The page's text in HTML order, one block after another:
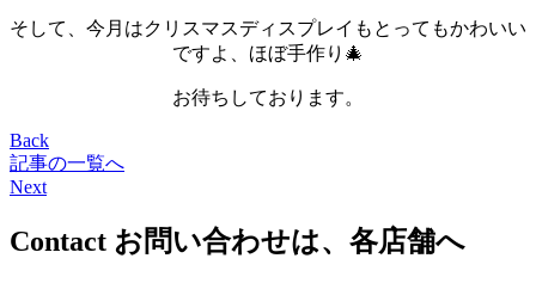
そして、今月はクリスマスディスプレイもとってもかわいい
ですよ、ほぼ手作り🎄
お待ちしております。
Back
記事の一覧へ
Next
Contact お問い合わせは、各店舗へ